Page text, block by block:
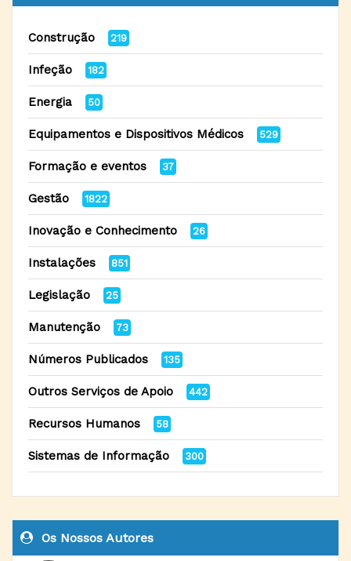
Construção 219
Infeção 182
Energia 50
Equipamentos e Dispositivos Médicos 529
Formação e eventos 37
Gestão 1822
Inovação e Conhecimento 26
Instalações 851
Legislação 25
Manutenção 73
Números Publicados 135
Outros Serviços de Apoio 442
Recursos Humanos 58
Sistemas de Informação 300
Os Nossos Autores